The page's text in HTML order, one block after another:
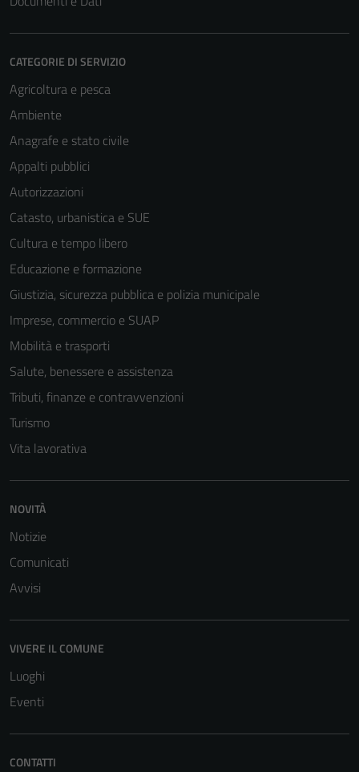
CATEGORIE DI SERVIZIO
Agricoltura e pesca
Ambiente
Anagrafe e stato civile
Appalti pubblici
Autorizzazioni
Catasto, urbanistica e SUE
Cultura e tempo libero
Educazione e formazione
Giustizia, sicurezza pubblica e polizia municipale
Imprese, commercio e SUAP
Mobilità e trasporti
Salute, benessere e assistenza
Tributi, finanze e contravvenzioni
Turismo
Vita lavorativa
NOVITÀ
Notizie
Comunicati
Avvisi
VIVERE IL COMUNE
Luoghi
Eventi
CONTATTI
Questi cookie
essere